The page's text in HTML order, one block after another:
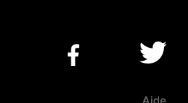
Aide